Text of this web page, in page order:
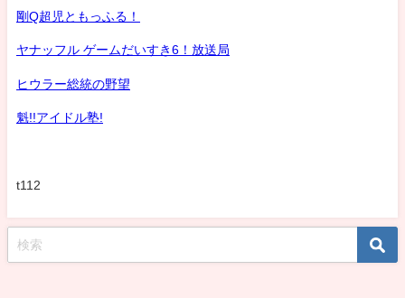
剛Q超児ともっふる！
ヤナッフル ゲームだいすき6！放送局
ヒウラー総統の野望
魁!!アイドル塾!
t112